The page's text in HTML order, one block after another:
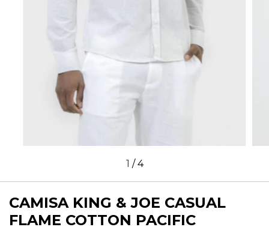
1 /4
CAMISA KING & JOE CASUAL
FLAME COTTON PACIFIC